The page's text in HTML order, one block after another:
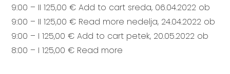
9:00 – II 125,00 € Add to cart sreda, 06.04.2022 ob
9:00 – II 125,00 € Read more nedelja, 24.04.2022 ob
9:00 – I 125,00 € Add to cart petek, 20.05.2022 ob
8:00 – I 125,00 € Read more